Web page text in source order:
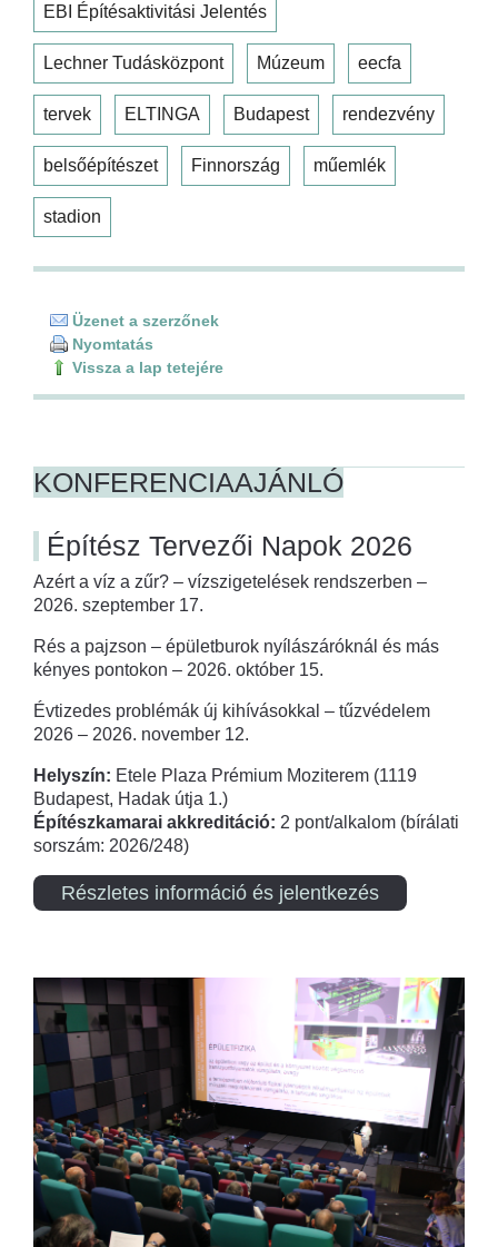
EBI Építésaktivitási Jelentés
Lechner Tudásközpont Múzeum eecfa
tervek ELTINGA Budapest rendezvény
belsőépítészet Finnország műemlék
stadion
Üzenet a szerzőnek
Nyomtatás
Vissza a lap tetejére
KONFERENCIAAJÁNLÓ
Építész Tervezői Napok 2026
Azért a víz a zűr? – vízszigetelések rendszerben –
2026. szeptember 17.
Rés a pajzson – épületburok nyílászáróknál és más
kényes pontokon – 2026. október 15.
Évtizedes problémák új kihívásokkal – tűzvédelem
2026 – 2026. november 12.
Helyszín: Etele Plaza Prémium Moziterem (1119
Budapest, Hadak útja 1.)
Építészkamarai akkreditáció: 2 pont/alkalom (bírálati
sorszám: 2026/248)
Részletes információ és jelentkezés